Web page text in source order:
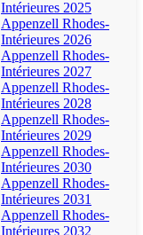
Intérieures 2025
Appenzell Rhodes-
Intérieures 2026
Appenzell Rhodes-
Intérieures 2027
Appenzell Rhodes-
Intérieures 2028
Appenzell Rhodes-
Intérieures 2029
Appenzell Rhodes-
Intérieures 2030
Appenzell Rhodes-
Intérieures 2031
Appenzell Rhodes-
Intérieures 2032